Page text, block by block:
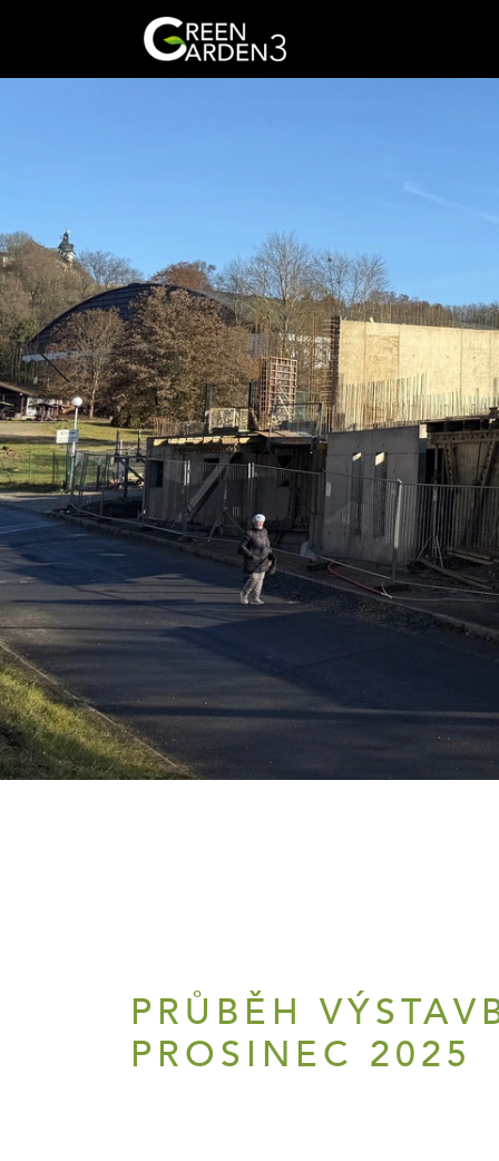
PRŮBĚH
PROSINEC 2025